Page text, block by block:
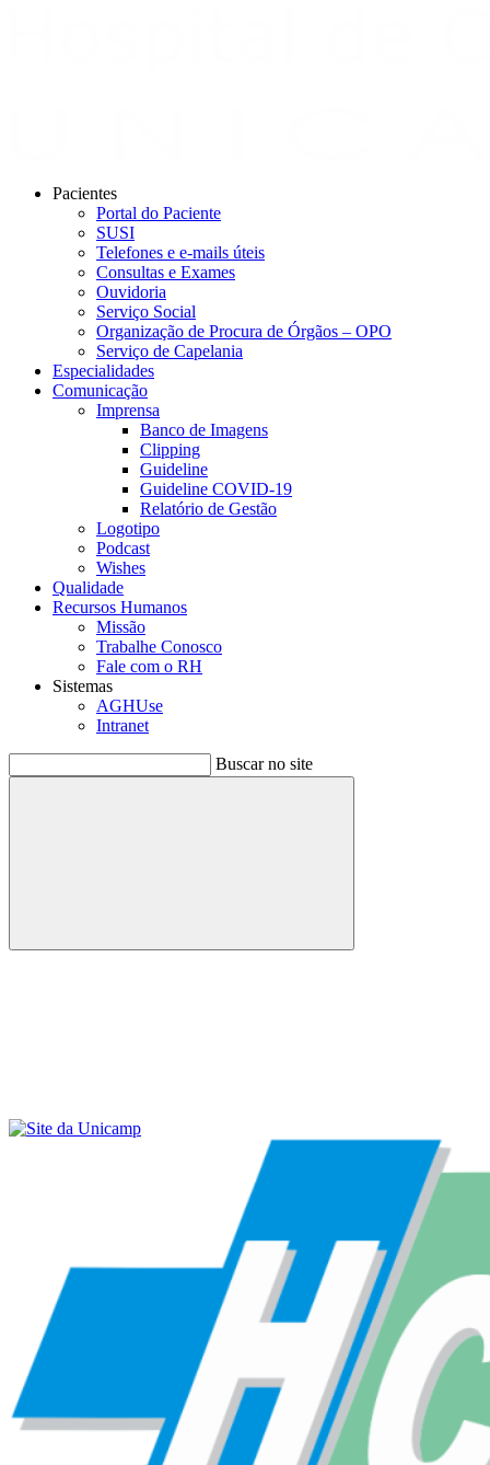
Pacientes
Portal do Paciente
SUSI
Telefones e e-mails úteis
Consultas e Exames
Ouvidoria
Serviço Social
Organização de Procura de Órgãos – OPO
Serviço de Capelania
Especialidades
Comunicação
Imprensa
Banco de Imagens
Clipping
Guideline
Guideline COVID-19
Relatório de Gestão
Logotipo
Podcast
Wishes
Qualidade
Recursos Humanos
Missão
Trabalhe Conosco
Fale com o RH
Sistemas
AGHUse
Intranet
Buscar no site
Buscar